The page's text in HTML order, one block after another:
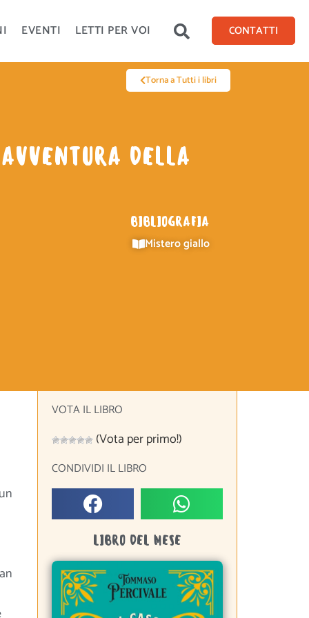
EVENTI LETTI PER VOI CONTATTI
Torna a Tutti i libri
DELLA
BIBLIOGRAFIA
Mistero giallo
VOTA IL LIBRO
(Vota per primo!)
CONDIVIDI IL LIBRO
LIBRO DEL MESE